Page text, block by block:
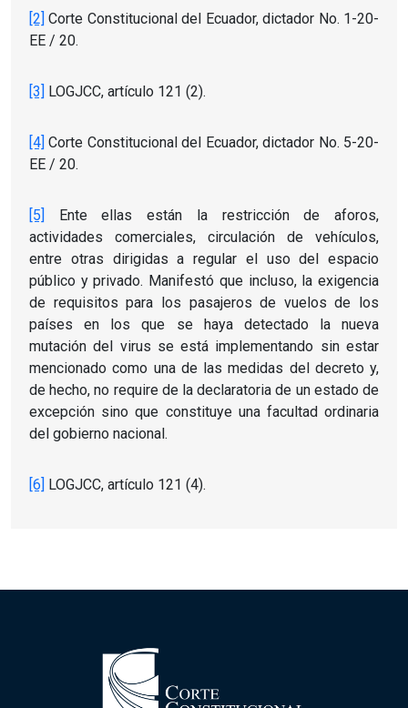
[2] Corte Constitucional del Ecuador, dictador No. 1-20-
EE / 20.
[3] LOGJCC, artículo 121 (2).
[4] Corte Constitucional del Ecuador, dictador No. 5-20-
EE / 20.
[5]
Ente ellas están la restricción de aforos,
actividades comerciales, circulación de vehículos,
entre otras dirigidas a regular el uso del espacio
público y privado. Manifestó que incluso, la exigencia
de requisitos para los pasajeros de vuelos de los
países en los que se haya detectado la nueva
mutación del virus se está implementando sin estar
mencionado como una de las medidas del decreto y,
de hecho, no require de la declaratoria de un estado de
excepción sino que constituye una facultad ordinaria
del gobierno nacional.
[6] LOGJCC, artículo 121 (4).